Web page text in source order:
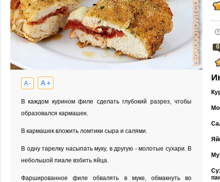
A - A +
В каждом курином филе сделать глубокий разрез, чтобы
образовался кармашек.
В кармашек вложить ломтики сыра и салями.
В одну тарелку насыпать муку, в другую - молотые сухари. В
небольшой пиале взбить яйца.
Фаршированное филе обвалять в муке, обмакнуть во
0